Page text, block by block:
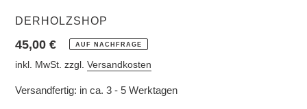
VERKÄUFER
DERHOLZSHOP
Normaler
Preis
45,00 € AUF NACHFRAGE
inkl. MwSt. zzgl. Versandkosten
Versandfertig: in ca. 3 - 5 Werktagen